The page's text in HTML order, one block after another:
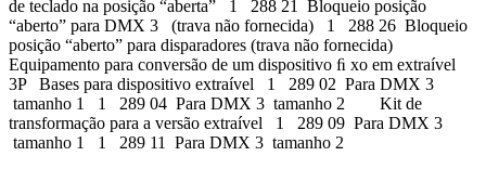
de teclado na posição “aberta” 1 288 21 Bloqueio posição
“aberto” para DMX 3 (trava não fornecida) 1 288 26 Bloqueio
posição “aberto” para disparadores (trava não fornecida)
Equipamento para conversão de um dispositivo ﬁ xo em extraível
3P Bases para dispositivo extraível 1 289 02 Para DMX 3
tamanho 1 1 289 04 Para DMX 3 tamanho 2 Kit de
transformação para a versão extraível 1 289 09 Para DMX 3
tamanho 1 1 289 11 Para DMX 3 tamanho 2